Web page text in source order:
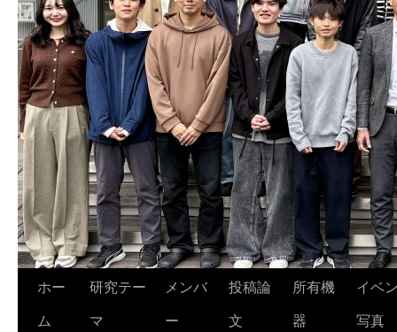
ホー
ム
研究テー
マ
メンバ
ー
投稿論
文
所有機
器
イベ
写真